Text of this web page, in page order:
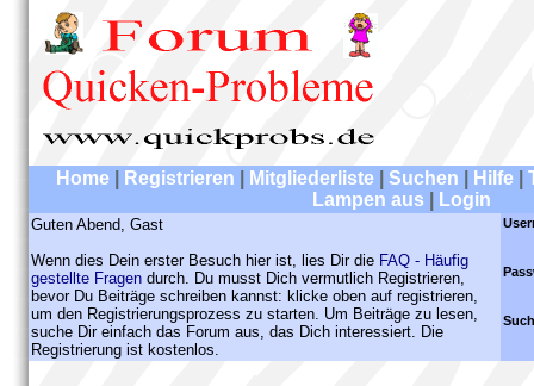
Home Registrieren Mitgliederliste Suchen Hilfe
Lampen aus
Login
Guten Abend, Gast
Wenn dies Dein erster Besuch hier ist, lies Dir die FAQ - Häufig
gestellte Fragen durch. Du musst Dich vermutlich Registrieren,
bevor Du Beiträge schreiben kannst: klicke oben auf registrieren,
um den Registrierungsprozess zu starten. Um Beiträge zu lesen,
suche Dir einfach das Forum aus, das Dich interessiert. Die
Registrierung ist kostenlos.